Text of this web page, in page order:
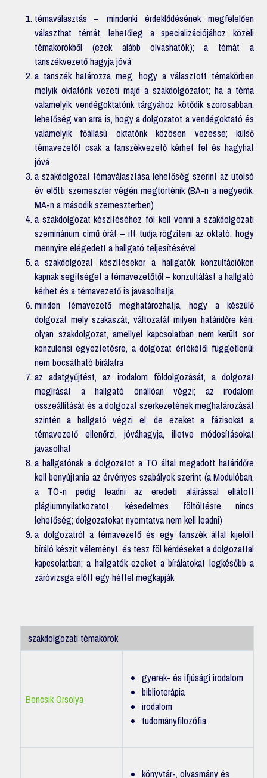
témaválasztás – mindenki érdeklődésének megfelelően
választhat témát, lehetőleg a specializációjához közeli
témakörökből (ezek alább olvashatók); a témát a
tanszékvezető hagyja jóvá
a tanszék határozza meg, hogy a választott témakörben
melyik oktatónk vezeti majd a szakdolgozatot; ha a téma
valamelyik vendégoktatónk tárgyához kötődik szorosabban,
lehetőség van arra is, hogy a dolgozatot a vendégoktató és
valamelyik főállású oktatónk közösen vezesse; külső
témavezetőt csak a tanszékvezető kérhet fel és hagyhat
jóvá
a szakdolgozat témaválasztása lehetőség szerint az utolsó
év előtti szemeszter végén megtörténik (BA-n a negyedik,
MA-n a második szemeszterben)
a szakdolgozat készítéséhez föl kell venni a szakdolgozati
szeminárium című órát – itt tudja rögzíteni az oktató, hogy
mennyire elégedett a hallgató teljesítésével
a szakdolgozat készítésekor a hallgatók konzultációkon
kapnak segítséget a témavezetőtől – konzultálást a hallgató
kérhet és a témavezető is javasolhatja
minden témavezető meghatározhatja, hogy a készülő
dolgozat mely szakaszát, változatát milyen határidőre kéri;
olyan szakdolgozat, amellyel kapcsolatban nem került sor
konzulensi egyeztetésre, a dolgozat értékétől függetlenül
nem bocsátható bírálatra
az adatgyűjtést, az irodalom földolgozását, a dolgozat
megírását a hallgató önállóan végzi; az irodalom
összeállítását és a dolgozat szerkezetének meghatározását
szintén a hallgató végzi el, de ezeket a fázisokat a
témavezető ellenőrzi, jóváhagyja, illetve módosításokat
javasolhat
a hallgatónak a dolgozatot a TO által megadott határidőre
kell benyújtania az érvényes szabályok szerint (a Modulóban,
a TO-n pedig leadni az eredeti aláírással ellátott
plágiumnyilatkozatot, késedelmes föltöltésre nincs
lehetőség; dolgozatokat nyomtatva nem kell leadni)
a dolgozatról a témavezető és egy tanszék által kijelölt
bíráló készít véleményt, és tesz föl kérdéseket a dolgozattal
kapcsolatban; a hallgatók ezeket a bírálatokat legkésőbb a
záróvizsga előtt egy héttel megkapják
szakdolgozati témakörök
Bencsik Orsolya
gyerek- és ifjúsági irodalom
biblioterápia
irodalom
tudományfilozófia
könyvtár-, olvasmány és